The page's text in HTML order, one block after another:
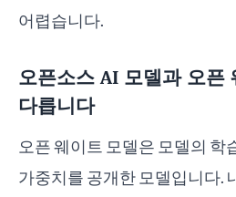
어렵습니다.
오픈소스 AI 모델과 오픈
다릅니다
오픈 웨이트 모델은 모델의 학
가중치를 공개한 모델입니다.